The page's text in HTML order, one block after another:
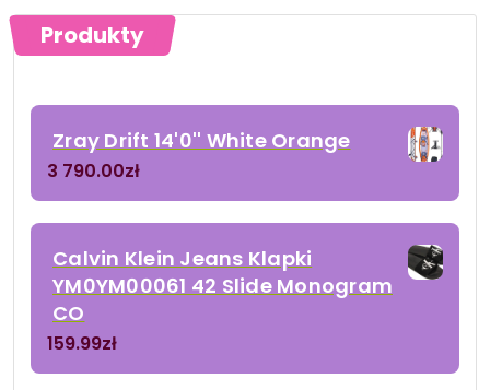
Produkty
Zray Drift 14'0'' White Orange
3 790.00zł
Calvin Klein Jeans Klapki
YM0YM00061 42 Slide Monogram
CO
159.99zł